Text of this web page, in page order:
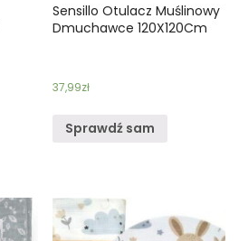
Sensillo Otulacz Muślinowy
Dmuchawce 120X120Cm
37,99zł
Sprawdź sam